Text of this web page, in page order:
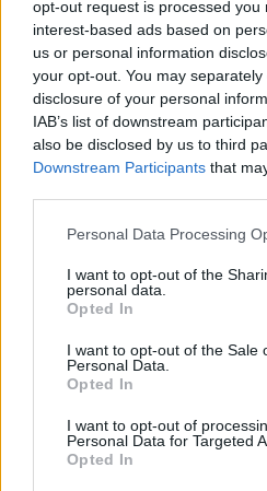
opt-out request is processed you
interest-based ads based on
us or personal information
your opt-out. You may
disclosure of your personal
IAB’s list of downstream
also be disclosed by us to third
Downstream Participants that
Personal Data Processing
I want to opt-out of the
personal data.
Opted In
I want to opt-out of the Sale
Personal Data.
Opted In
I want to opt-out of
Personal Data for Targeted
Opted In